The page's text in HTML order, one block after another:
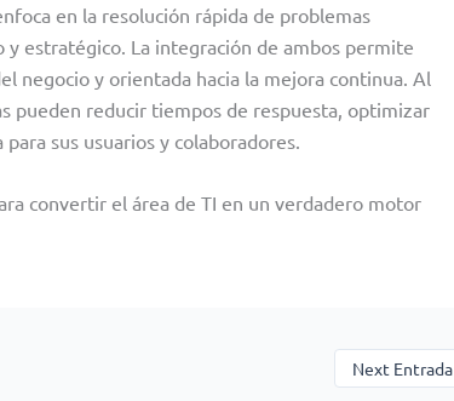
en la resolución rápida de problemas
estratégico. La integración de ambos permite
negocio y orientada hacia la mejora continua. Al
pueden reducir tiempos de respuesta, optimizar
sus usuarios y colaboradores.
convertir el área de TI en un verdadero motor
Next Entrada